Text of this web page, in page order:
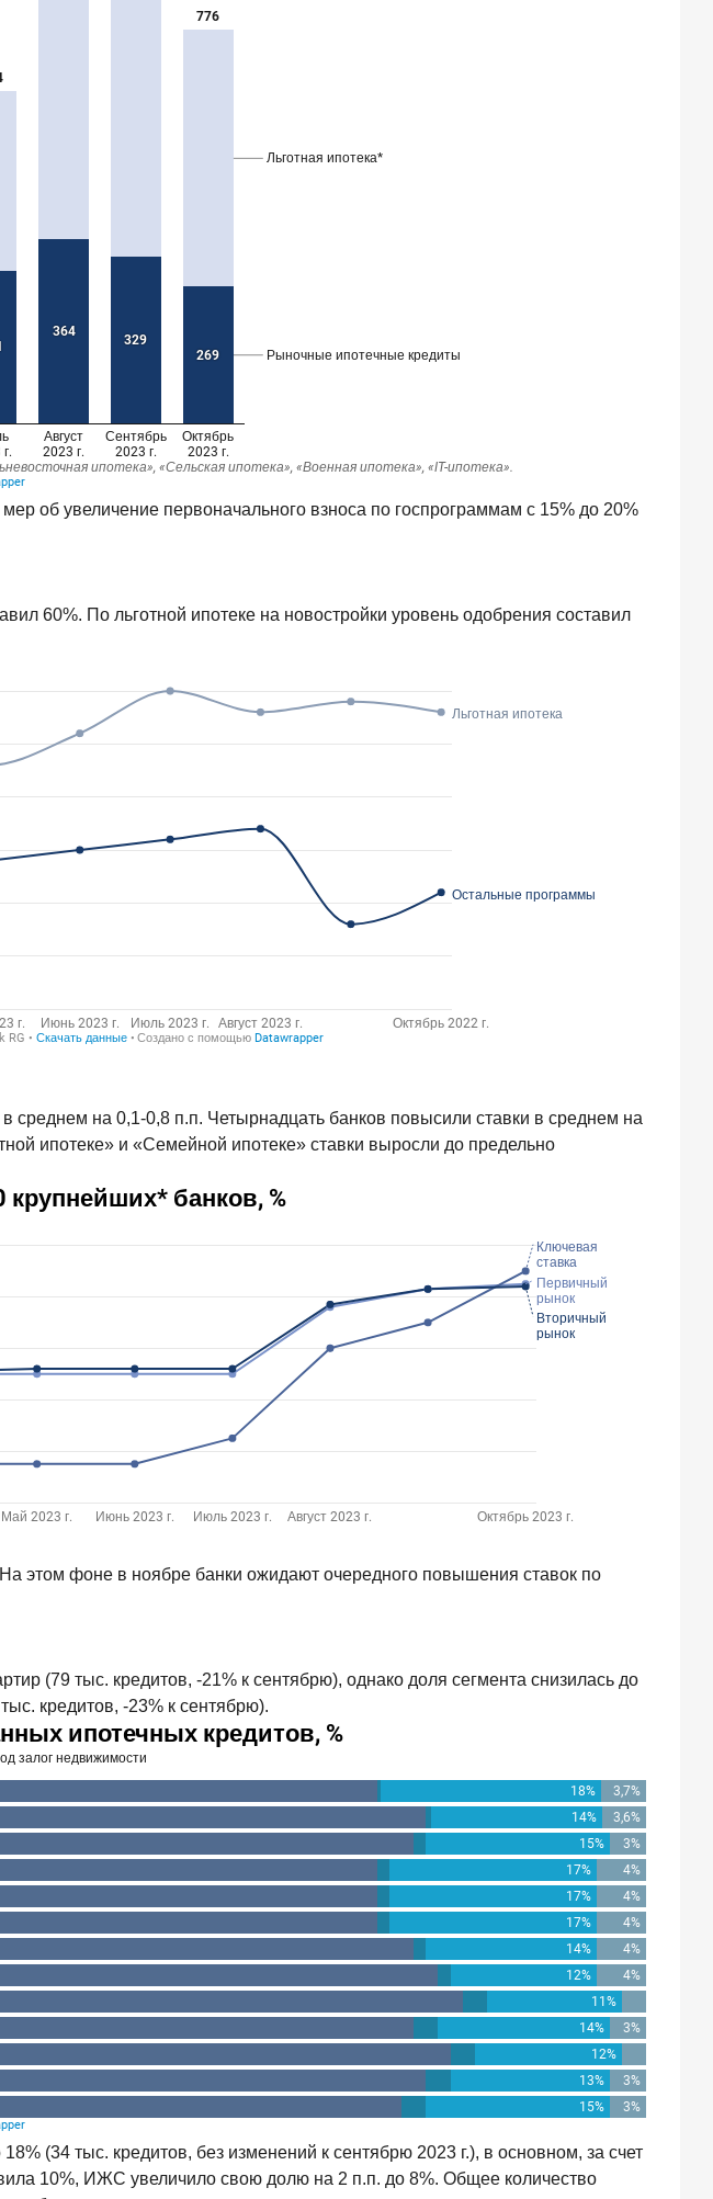
об увеличение первоначального взноса по госпрограммам с 15% до 20%
60%. По льготной ипотеке на новостройки уровень одобрения составил
на 0,1-0,8 п.п. Четырнадцать банков повысили ставки в среднем на
ипотеке» и «Семейной ипотеке» ставки выросли до предельно
этом фоне в ноябре банки ожидают очередного повышения ставок по
(79 тыс. кредитов, -21% к сентябрю), однако доля сегмента снизилась до
кредитов, -23% к сентябрю).
(34 тыс. кредитов, без изменений к сентябрю 2023 г.), в основном, за счет
10%, ИЖС увеличило свою долю на 2 п.п. до 8%. Общее количество